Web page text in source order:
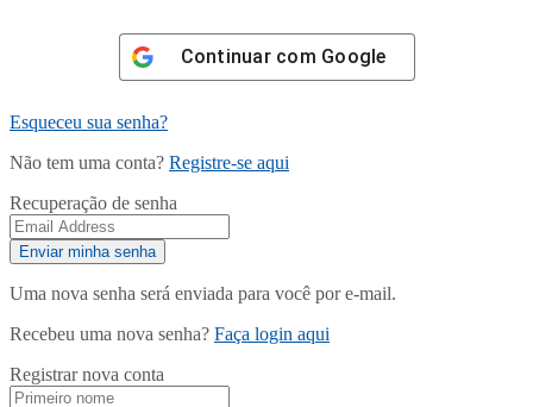
Continuar com Google
Esqueceu sua senha?
Não tem uma conta? Registre-se aqui
Recuperação de senha
Uma nova senha será enviada para você por e-mail.
Recebeu uma nova senha? Faça login aqui
Registrar nova conta